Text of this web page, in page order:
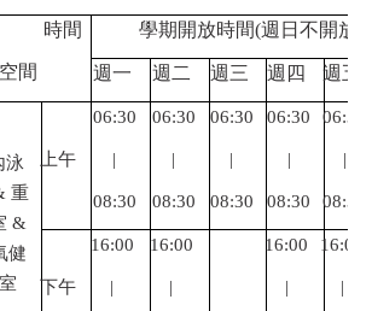
時間
間
學期開放時間(週日不開放
週一 週二 週三 週四 週五
泳
重
&
健
上午
06:30
|
08:30
06:30
|
08:30
06:30
|
08:30
06:30
|
08:30
06:30
|
08:30
下午
16:00
|
16:00
|
16:00
|
16:00
|